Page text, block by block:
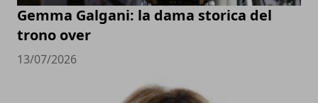
Gemma Galgani: la dama storica del
trono over
13/07/2026